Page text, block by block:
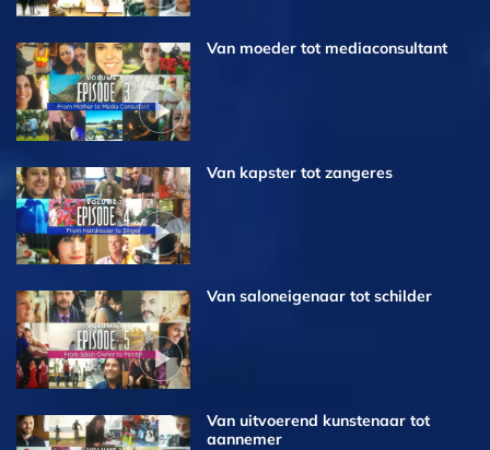
Van moeder tot mediaconsultant
Van kapster tot zangeres
Van saloneigenaar tot schilder
Van uitvoerend kunstenaar tot
aannemer